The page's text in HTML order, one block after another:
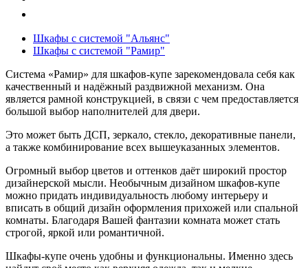
Шкафы с системой "Альянс"
Шкафы с системой "Рамир"
Система «Рамир» для шкафов-купе зарекомендовала себя как
качественный и надёжный раздвижной механизм. Она
является рамной конструкцией, в связи с чем предоставляется
большой выбор наполнителей для двери.
Это может быть ДСП, зеркало, стекло, декоративные панели,
а также комбинирование всех вышеуказанных элементов.
Огромный выбор цветов и оттенков даёт широкий простор
дизайнерской мысли. Необычным дизайном шкафов-купе
можно придать индивидуальность любому интерьеру и
вписать в общий дизайн оформления прихожей или спальной
комнаты. Благодаря Вашей фантазии комната может стать
строгой, яркой или романтичной.
Шкафы-купе очень удобны и функциональны. Именно здесь